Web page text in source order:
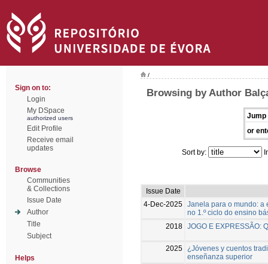
Sign on to:
Login
My DSpace
authorized users
Edit Profile
Receive email
updates
Browse
Communities
& Collections
Issue Date
Author
Title
Subject
Helps
/
Browsing by Author
Jump
or
Sort by:
Issue Date
4-Dec-2025 Janela para o mundo: a
no 1.º ciclo do ensino
2018 JOGO E EXPRESSÃO:
2025 ¿Jóvenes y cuentos
enseñanza superior